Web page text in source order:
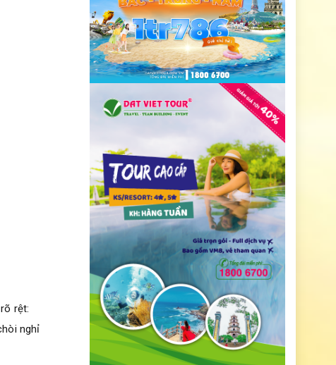
rệt:
nghỉ